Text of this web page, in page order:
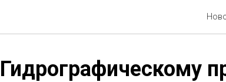
Гидрографическому